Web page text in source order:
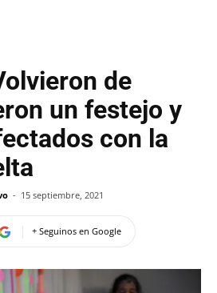
de
un festejo y
con la
- 15 septiembre, 2021
+ Seguinos en Google